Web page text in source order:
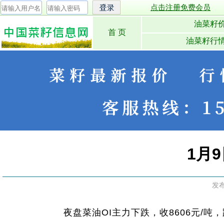
点击注册免费会员
首 页
油菜籽
油菜籽行
1月
发
夜盘菜油OI主力下跌，收8606元/吨